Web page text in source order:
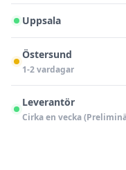
Uppsala
Östersund
1-2 vardagar
Leverantör
Cirka en vecka